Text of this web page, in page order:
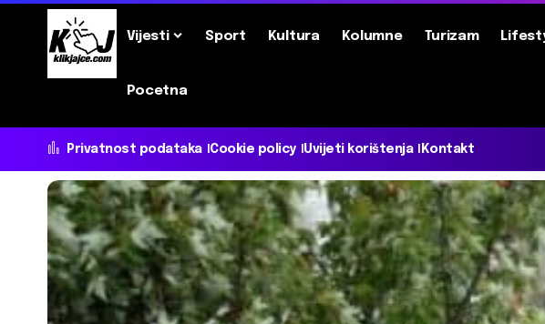
Vijesti Sport Kultura Kolumne Turizam
Pocetna
Privatnost podataka Cookie policy Uvijeti korištenja Kontakt